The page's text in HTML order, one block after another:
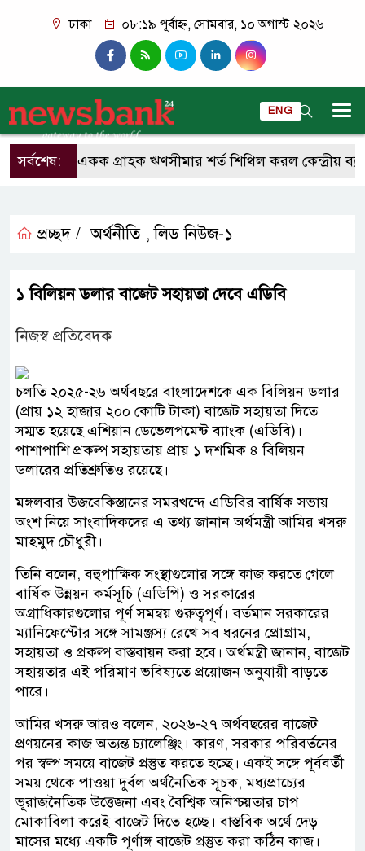
ঢাকা ০৮:১৯ পূর্বাহ্ন, সোমবার, ১০ অগাস্ট ২০২৬
ENG
সর্বশেষ:একক গ্রাহক ঋণসীমার শর্ত শিথিল করল কেন্দ্রীয় ব্যাংক
প্রচ্ছদ / অর্থনীতি ,লিড নিউজ-১
১ বিলিয়ন ডলার বাজেট সহায়তা দেবে এডিবি
নিজস্ব প্রতিবেদক
চলতি ২০২৫-২৬ অর্থবছরে বাংলাদেশকে এক বিলিয়ন ডলার
(প্রায় ১২ হাজার ২০০ কোটি টাকা) বাজেট সহায়তা দিতে
সম্মত হয়েছে এশিয়ান ডেভেলপমেন্ট ব্যাংক (এডিবি)।
পাশাপাশি প্রকল্প সহায়তায় প্রায় ১ দশমিক ৪ বিলিয়ন
ডলারের প্রতিশ্রুতিও রয়েছে।
মঙ্গলবার উজবেকিস্তানের সমরখন্দে এডিবির বার্ষিক সভায়
অংশ নিয়ে সাংবাদিকদের এ তথ্য জানান অর্থমন্ত্রী আমির খসরু
মাহমুদ চৌধুরী।
তিনি বলেন, বহুপাক্ষিক সংস্থাগুলোর সঙ্গে কাজ করতে গেলে
বার্ষিক উন্নয়ন কর্মসূচি (এডিপি) ও সরকারের
অগ্রাধিকারগুলোর পূর্ণ সমন্বয় গুরুত্বপূর্ণ। বর্তমান সরকারের
ম্যানিফেস্টোর সঙ্গে সামঞ্জস্য রেখে সব ধরনের প্রোগ্রাম,
সহায়তা ও প্রকল্প বাস্তবায়ন করা হবে। অর্থমন্ত্রী জানান, বাজেট
সহায়তার এই পরিমাণ ভবিষ্যতে প্রয়োজন অনুযায়ী বাড়তে
পারে।
আমির খসরু আরও বলেন, ২০২৬-২৭ অর্থবছরের বাজেট
প্রণয়নের কাজ অত্যন্ত চ্যালেঞ্জিং। কারণ, সরকার পরিবর্তনের
পর স্বল্প সময়ে বাজেট প্রস্তুত করতে হচ্ছে। একই সঙ্গে পূর্ববর্তী
সময় থেকে পাওয়া দুর্বল অর্থনৈতিক সূচক, মধ্যপ্রাচ্যের
ভূরাজনৈতিক উত্তেজনা এবং বৈশ্বিক অনিশ্চয়তার চাপ
মোকাবিলা করেই বাজেট দিতে হচ্ছে। বাস্তবিক অর্থে দেড়
মাসের মধ্যে একটি পূর্ণাঙ্গ বাজেট প্রস্তুত করা কঠিন কাজ।